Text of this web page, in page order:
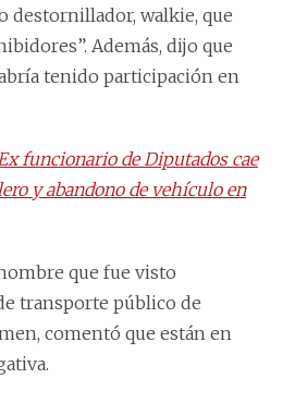
destornillador, walkie, que
Además, dijo que
tenido participación en
Ex funcionario de Diputados cae
y abandono de vehículo en
que fue visto
transporte público de
comentó que están en